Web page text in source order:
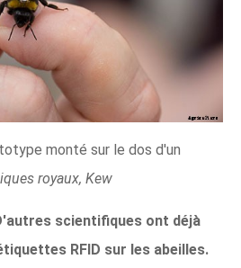
monté sur le dos d'un
royaux, Kew
scientifiques ont déjà
RFID sur les abeilles.